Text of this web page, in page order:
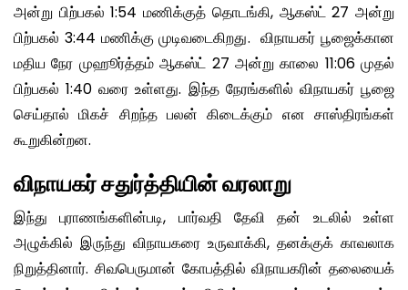
அன்று பிற்பகல் 1:54 மணிக்குத் தொடங்கி, ஆகஸ்ட் 27 அன்று
பிற்பகல் 3:44 மணிக்கு முடிவடைகிறது. விநாயகர் பூஜைக்கான
மதிய நேர முஹூர்த்தம் ஆகஸ்ட் 27 அன்று காலை 11:06 முதல்
பிற்பகல் 1:40 வரை உள்ளது. இந்த நேரங்களில் விநாயகர் பூஜை
செய்தால் மிகச் சிறந்த பலன் கிடைக்கும் என சாஸ்திரங்கள்
கூறுகின்றன.
விநாயகர் சதுர்த்தியின் வரலாறு
இந்து புராணங்களின்படி, பார்வதி தேவி தன் உடலில் உள்ள
அழுக்கில் இருந்து விநாயகரை உருவாக்கி, தனக்குக் காவலாக
நிறுத்தினார். சிவபெருமான் கோபத்தில் விநாயகரின் தலையைக்